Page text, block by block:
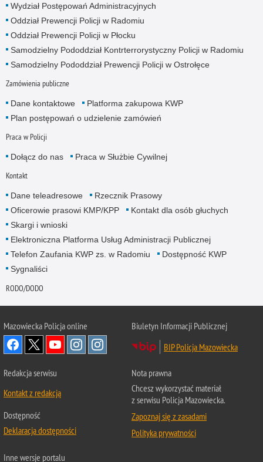
Wydział Postępowań Administracyjnych
Oddział Prewencji Policji w Radomiu
Oddział Prewencji Policji w Płocku
Samodzielny Pododdział Kontrterrorystyczny Policji w Radomiu
Samodzielny Pododdział Prewencji Policji w Ostrołęce
Zamówienia publiczne
Dane kontaktowe
Platforma zakupowa KWP
Plan postępowań o udzielenie zamówień
Praca w Policji
Dołącz do nas Praca w Służbie Cywilnej
Kontakt
Dane teleadresowe
Rzecznik Prasowy
Oficerowie prasowi KMP/KPP
Kontakt dla osób głuchych
Skargi i wnioski
Elektroniczna Platforma Usług Administracji Publicznej
Telefon Zaufania KWP zs. w Radomiu
Dostępność KWP
Sygnaliści
RODO/DODO
Mazowiecka Policja online
Biuletyn Informacji Publicznej
BIP Policja Mazowiecka
Redakcja serwisu
Kontakt z redakcją
Dostępność
Deklaracja dostępności
Nota prawna
Chcesz wykorzystać materiał
z serwisu Policja Mazowiecka.
Zapoznaj się z zasadami
Polityka prywatności
Inne wersje portalu